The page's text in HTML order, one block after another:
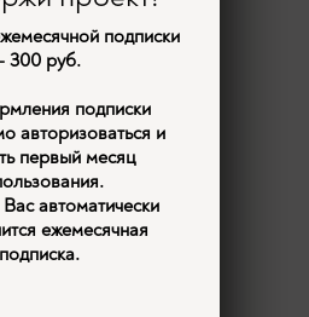
короны.
подписки
- 300 руб.
подписки
авторизоваться и
первый месяц
автоматически
ежемесячная
подписка.